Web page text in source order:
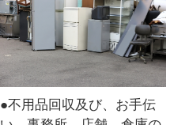
●不用品回収及び、お手伝